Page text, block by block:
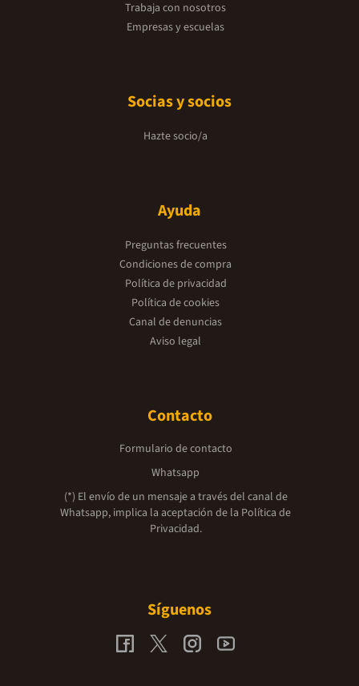
Trabaja con nosotros
Empresas y escuelas
Socias y socios
Hazte socio/a
Ayuda
Preguntas frecuentes
Condiciones de compra
Política de privacidad
Política de cookies
Canal de denuncias
Aviso legal
Contacto
Formulario de contacto
Whatsapp
(*) El envío de un mensaje a través del canal de
Whatsapp, implica la aceptación de la Política de
Privacidad.
Síguenos